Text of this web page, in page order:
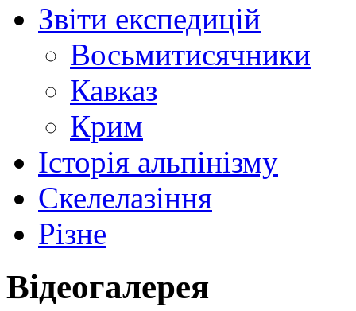
Звіти експедицій
Восьмитисячники
Кавказ
Крим
Історія альпінізму
Скелелазіння
Різне
Відеогалерея